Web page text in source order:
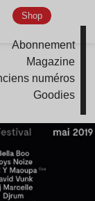
Shop
Abonnement
Magazine
numéros
Goodies